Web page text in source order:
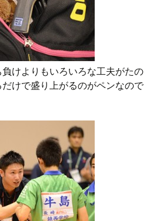
けよりもいろいろな工夫がたの
けで盛り上がるのがペンなので